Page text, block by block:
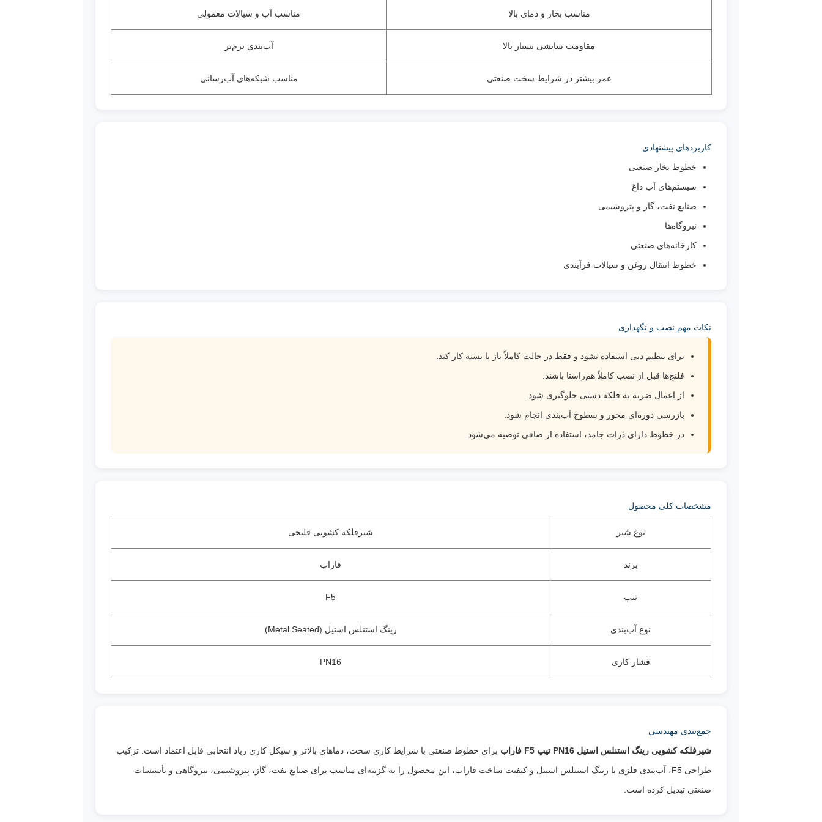
مناسب بخار و دمای بالا مناسب آب و سیالات معمولی
مقاومت سایشی بسیار بالا آب‌بندی نرم‌تر
عمر بیشتر در شرایط سخت صنعتی مناسب شبکه‌های آب‌رسانی
کاربردهای پیشنهادی
خطوط بخار صنعتی
سیستم‌های آب داغ
صنایع نفت، گاز و پتروشیمی
نیروگاه‌ها
کارخانه‌های صنعتی
خطوط انتقال روغن و سیالات فرآیندی
نکات مهم نصب و نگهداری
برای تنظیم دبی استفاده نشود و فقط در حالت کاملاً باز یا بسته کار کند.
فلنج‌ها قبل از نصب کاملاً هم‌راستا باشند.
از اعمال ضربه به فلکه دستی جلوگیری شود.
بازرسی دوره‌ای محور و سطوح آب‌بندی انجام شود.
در خطوط دارای ذرات جامد، استفاده از صافی توصیه می‌شود.
مشخصات کلی محصول
نوع شیر شیرفلکه کشویی فلنجی
برند فاراب
تیپ F5
نوع آب‌بندی رینگ استنلس استیل (Metal Seated)
فشار کاری PN16
جمع‌بندی مهندسی
شیرفلکه کشویی رینگ استنلس استیل PN16 تیپ F5 فاراب
برای خطوط صنعتی با شرایط کاری سخت، دماهای بالاتر و سیکل کاری زیاد انتخابی قابل اعتماد است. ترکیب
طراحی F5، آب‌بندی فلزی با رینگ استنلس استیل و کیفیت ساخت فاراب، این محصول را به گزینه‌ای مناسب برای صنایع نفت، گاز، پتروشیمی، نیروگاهی و تأسیسات
صنعتی تبدیل کرده است.